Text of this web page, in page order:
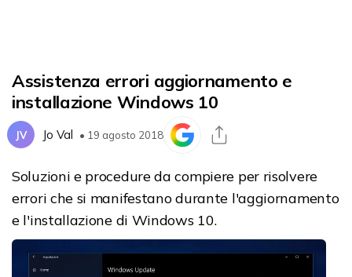
Assistenza errori aggiornamento e
installazione Windows 10
JV Jo Val • 19 agosto 2018
Soluzioni e procedure da compiere per risolvere
errori che si manifestano durante l'aggiornamento
e l'installazione di Windows 10.